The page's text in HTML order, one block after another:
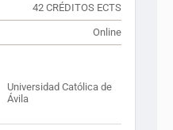
42 CRÉDITOS ECTS
Online
Universidad Católica de
Ávila